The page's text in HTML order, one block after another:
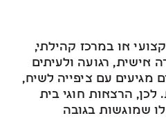
או במרכז קהילתי,
אישית, רגועה ולעיתים
מגיעים עם ציפייה לשיח,
הרצאות חוגי בית
שמוגשות בגובה